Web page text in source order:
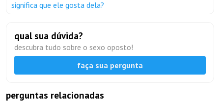
significa que ele gosta dela?
qual sua dúvida?
descubra tudo sobre o sexo oposto!
faça sua pergunta
perguntas relacionadas